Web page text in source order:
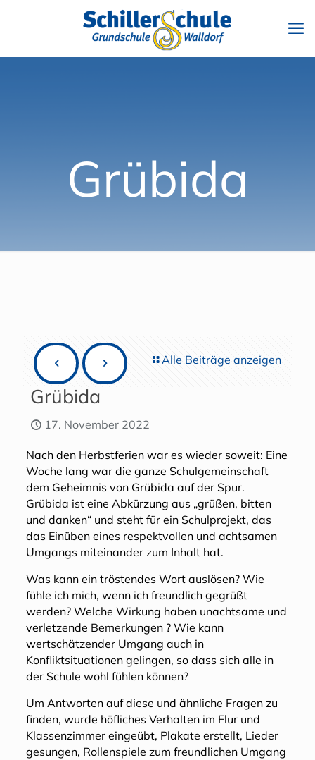
Grübida
Alle Beiträge anzeigen
Grübida
17. November 2022
Nach den Herbstferien war es wieder soweit: Eine
Woche lang war die ganze Schulgemeinschaft
dem Geheimnis von Grübida auf der Spur.
Grübida ist eine Abkürzung aus „grüßen, bitten
und danken“ und steht für ein Schulprojekt, das
das Einüben eines respektvollen und achtsamen
Umgangs miteinander zum Inhalt hat.
Was kann ein tröstendes Wort auslösen? Wie
fühle ich mich, wenn ich freundlich gegrüßt
werden? Welche Wirkung haben unachtsame und
verletzende Bemerkungen ? Wie kann
wertschätzender Umgang auch in
Konfliktsituationen gelingen, so dass sich alle in
der Schule wohl fühlen können?
Um Antworten auf diese und ähnliche Fragen zu
finden, wurde höfliches Verhalten im Flur und
Klassenzimmer eingeübt, Plakate erstellt, Lieder
gesungen, Rollenspiele zum freundlichen Umgang